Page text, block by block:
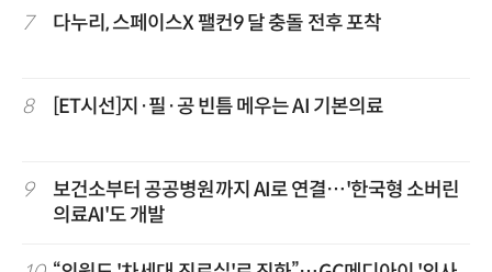
7 다누리, 스페이스X 팰컨9 달 충돌 전후 포착
8 [ET시선]지·필·공 빈틈 메우는 AI 기본의료
9
보건소부터 공공병원까지 AI로 연결…'한국형 소버린
의료AI'도 개발